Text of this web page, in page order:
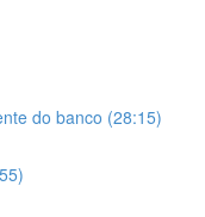
do banco (28:15)